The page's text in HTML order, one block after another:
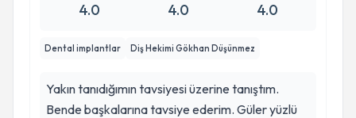
4.0 4.0 4.0
Dental implantlar Diş Hekimi Gökhan Düşünmez
Yakın tanıdığımın tavsiyesi üzerine tanıştım.
Bende başkalarına tavsiye ederim. Güler yüzlü